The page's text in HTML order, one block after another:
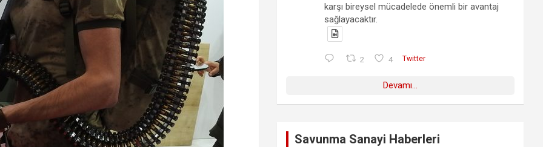
karşı bireysel mücadelede önemli bir avantaj
sağlayacaktır.
2 4 Twitter
Devamı...
Savunma Sanayi Haberleri